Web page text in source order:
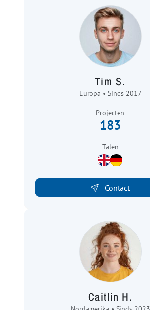
Tim S.
Europa • Sinds 2017
Projecten
183
Talen
Contact
Caitlin H.